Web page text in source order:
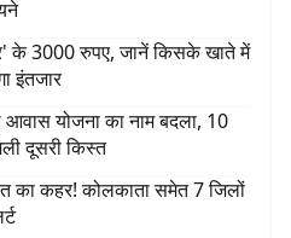
के 3000 रुपए, जानें किसके खाते में
इंतजार
योजना का नाम बदला, 10
दूसरी किस्त
का कहर! कोलकाता समेत 7 जिलों